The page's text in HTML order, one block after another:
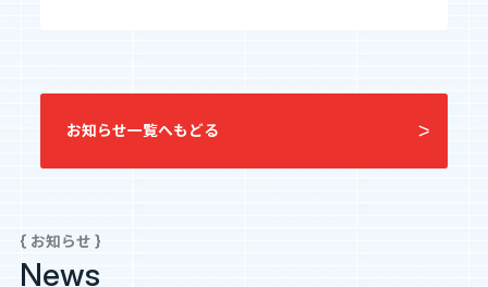
CEO Blog
お知らせ一覧へもどる
{ お知らせ }
News